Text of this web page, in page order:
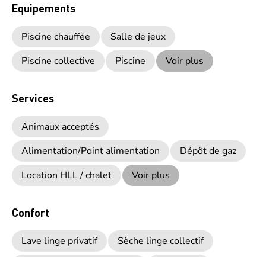
Equipements
Piscine chauffée
Salle de jeux
Piscine collective
Piscine Voir plus
Services
Animaux acceptés
Alimentation/Point alimentation
Dépôt de gaz
Location HLL / chalet
Voir plus
Confort
Lave linge privatif
Sèche linge collectif